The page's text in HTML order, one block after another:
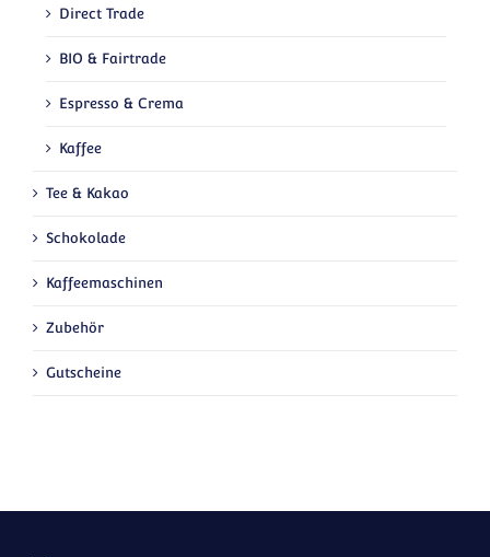
Direct Trade
BIO & Fairtrade
Espresso & Crema
Kaffee
Tee & Kakao
Schokolade
Kaffeemaschinen
Zubehör
Gutscheine